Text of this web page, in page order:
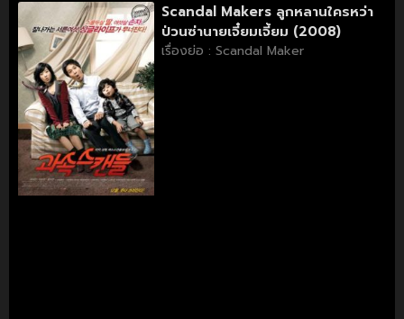
Scandal Makers ลูกหลานใครหว่า
ป่วนซ่านายเจี๋ยมเจี้ยม (2008)
เรื่องย่อ : Scandal Maker